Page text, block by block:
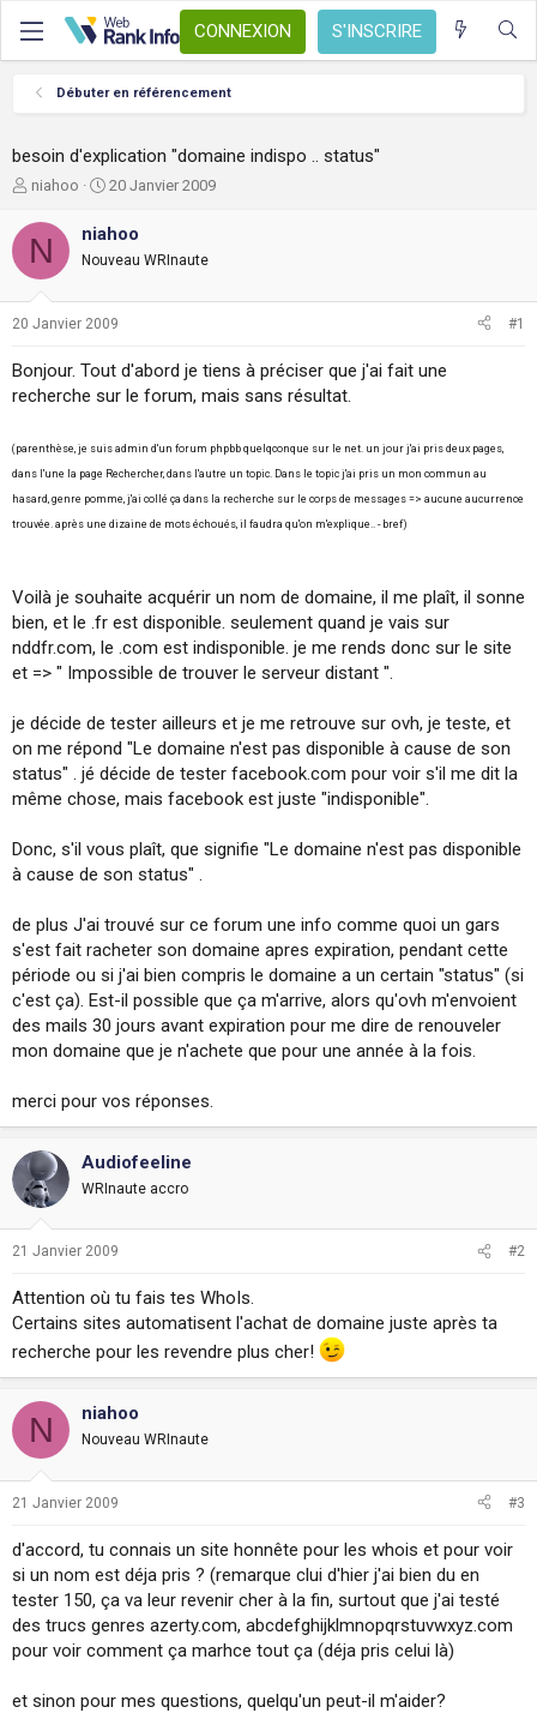
CONNEXION S'INSCRIRE
Débuter en référencement
besoin d'explication "domaine indispo .. status"
A
t
e
d
a
d
s
s
s
n
niahoo
D
t
d
d
u
t
20 Janvier 2009
N niahoo
Nouveau WRInaute
20 Janvier 2009 #1
Bonjour. Tout d'abord je tiens à préciser que j'ai fait une
recherche sur le forum, mais sans résultat.
(parenthèse, je suis admin d'un forum phpbb quelqconque sur le net. un jour j'ai pris deux pages,
dans l'une la page Rechercher, dans l'autre un topic. Dans le topic j'ai pris un mon commun au
hasard, genre pomme, j'ai collé ça dans la recherche sur le corps de messages => aucune aucurrence
trouvée. après une dizaine de mots échoués, il faudra qu'on m'explique.. - bref)
Voilà je souhaite acquérir un nom de domaine, il me plaît, il sonne
bien, et le .fr est disponible. seulement quand je vais sur
nddfr.com, le .com est indisponible. je me rends donc sur le site
et => " Impossible de trouver le serveur distant ".
je décide de tester ailleurs et je me retrouve sur ovh, je teste, et
on me répond "Le domaine n'est pas disponible à cause de son
status" . jé décide de tester facebook.com pour voir s'il me dit la
même chose, mais facebook est juste "indisponible".
Donc, s'il vous plaît, que signifie "Le domaine n'est pas disponible
à cause de son status" .
de plus J'ai trouvé sur ce forum une info comme quoi un gars
s'est fait racheter son domaine apres expiration, pendant cette
période ou si j'ai bien compris le domaine a un certain "status" (si
c'est ça). Est-il possible que ça m'arrive, alors qu'ovh m'envoient
des mails 30 jours avant expiration pour me dire de renouveler
mon domaine que je n'achete que pour une année à la fois.
merci pour vos réponses.
Audiofeeline
WRInaute accro
21 Janvier 2009 #2
Attention où tu fais tes WhoIs.
Certains sites automatisent l'achat de domaine juste après ta
recherche pour les revendre plus cher!
N niahoo
Nouveau WRInaute
21 Janvier 2009 #3
d'accord, tu connais un site honnête pour les whois et pour voir
si un nom est déja pris ? (remarque clui d'hier j'ai bien du en
tester 150, ça va leur revenir cher à la fin, surtout que j'ai testé
des trucs genres azerty.com, abcdefghijklmnopqrstuvwxyz.com
pour voir comment ça marhce tout ça (déja pris celui là)
et sinon pour mes questions, quelqu'un peut-il m'aider?